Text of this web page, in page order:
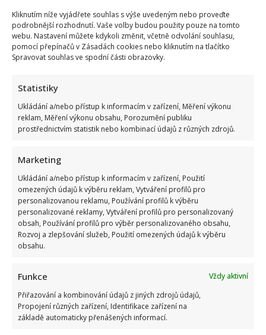
Kliknutím níže vyjádřete souhlas s výše uvedeným nebo proveďte
podrobnější rozhodnutí. Vaše volby budou použity pouze na tomto
webu. Nastavení můžete kdykoli změnit, včetně odvolání souhlasu,
pomocí přepínačů v Zásadách cookies nebo kliknutím na tlačítko
Spravovat souhlas ve spodní části obrazovky.
Statistiky
Ukládání a/nebo přístup k informacím v zařízení, Měření výkonu
reklam, Měření výkonu obsahu, Porozumění publiku
prostřednictvím statistik nebo kombinací údajů z různých zdrojů.
Marketing
Ukládání a/nebo přístup k informacím v zařízení, Použití
omezených údajů k výběru reklam, Vytváření profilů pro
personalizovanou reklamu, Používání profilů k výběru
personalizované reklamy, Vytváření profilů pro personalizovaný
obsah, Používání profilů pro výběr personalizovaného obsahu,
Rozvoj a zlepšování služeb, Použití omezených údajů k výběru
obsahu.
Funkce
Vždy aktivní
Přiřazování a kombinování údajů z jiných zdrojů údajů,
Propojení různých zařízení, Identifikace zařízení na
základě automaticky přenášených informací.